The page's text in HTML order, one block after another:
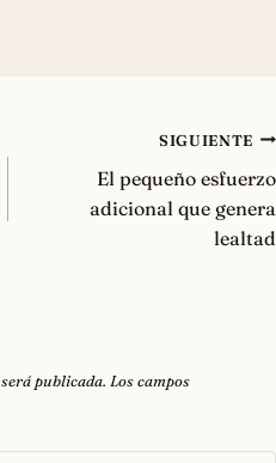
SIGUIENTE
El pequeño esfuerzo
adicional que genera
lealtad
publicada. Los campos